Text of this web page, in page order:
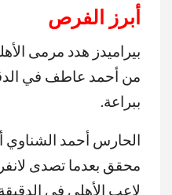
أبرز الفرص
بيراميدز هدد مرمى
ببراعة.
الحارس أحمد الشناوي
محقق بعدما تصدى
لاعب الأهلي في الدقيقة